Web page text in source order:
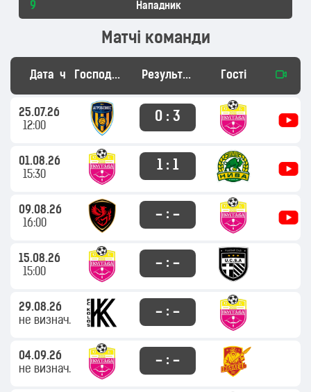
9 Нападник
Матчі команди
Дата час Господарі Результат Гості
25.07.26
12:00
0 : 3
01.08.26
15:30
1 : 1
09.08.26
16:00
– : –
15.08.26
15:00
– : –
29.08.26
не визнач.
– : –
04.09.26
не визнач.
– : –